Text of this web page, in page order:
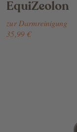
EquiZeolon
zur Darmreinigung
35,99 €